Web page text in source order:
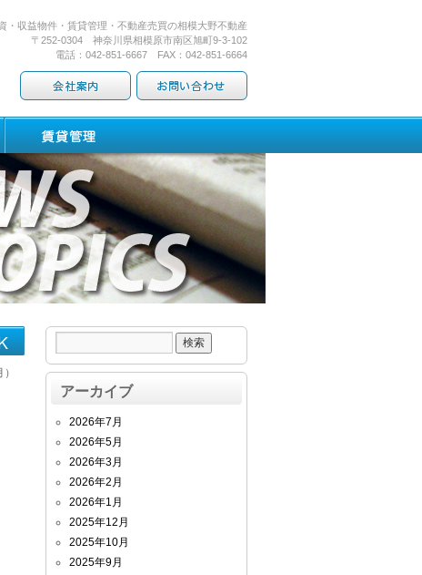
・収益物件・賃貸管理・不動産売買の相模大野不動産
〒252-0304 神奈川県相模原市南区旭町9-3-102
電話：042-851-6667 FAX：042-851-6664
アーカイブ
2026年7月
2026年5月
2026年3月
2026年2月
2026年1月
2025年12月
2025年10月
2025年9月